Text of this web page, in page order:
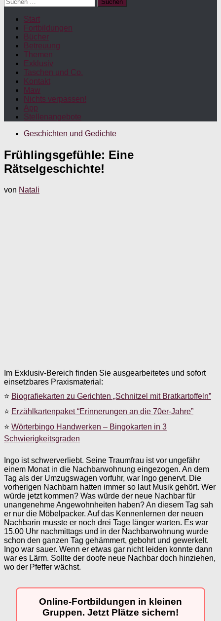
nach:
Start
Fortbildungen
Bücher
Betreuung
Themen
Exklusiv
Taschen und Co.
Kontakt
Maw
Nichts verpassen!
App
Stellenangebote
Geschichten und Gedichte
Frühlingsgefühle: Eine
Rätselgeschichte!
von Natali
Im Exklusiv-Bereich finden Sie ausgearbeitetes und sofort
einsetzbares Praxismaterial:
⭐ Biografiekarten zu Gerichten „Schnitzel mit Bratkartoffeln”
⭐ Erzählkartenpaket “Erinnerungen an die 70er-Jahre”
⭐ Wörterbingo Handwerken – Bingokarten in 3
Schwierigkeitsgraden
Ingo ist schwerverliebt. Seine Traumfrau ist vor ungefähr
einem Monat in die Nachbarwohnung eingezogen. An dem
Tag als der Umzugswagen vorfuhr, war Ingo genervt. Die
vorherigen Nachbarn hatten immer so laut Musik gehört. Wer
würde jetzt kommen? Was würde der neue Nachbar für
unangenehme Angewohnheiten haben? An diesem Tag sah
er nur die Möbelpacker. Auf das Kennenlernen der neuen
Nachbarin musste er noch drei Tage länger warten. Es war
15.00 Uhr nachmittags und in der Nachbarwohnung wurde
schon den ganzen Tag gehämmert, gebohrt und gewerkelt.
Ingo war sauer. Wenn er etwas gar nicht leiden konnte dann
war es Lärm. Sollte der doofe neue Nachbar doch hinziehen,
wo der Pfeffer wächst.
Online-Fortbildungen in kleinen
Gruppen. Jetzt Plätze sichern!